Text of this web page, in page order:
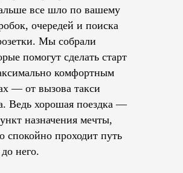
все шло по вашему
очередей и поиска
Мы собрали
помогут сделать старт
комфортным
— от вызова такси
Ведь хорошая поездка —
назначения мечты,
спокойно проходит путь
до него.